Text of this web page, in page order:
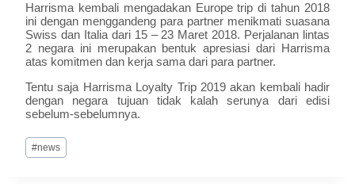
Harrisma kembali mengadakan Europe trip di tahun 2018
ini dengan menggandeng para partner menikmati suasana
Swiss dan Italia dari 15 – 23 Maret 2018. Perjalanan lintas
2 negara ini merupakan bentuk apresiasi dari Harrisma
atas komitmen dan kerja sama dari para partner.
Tentu saja Harrisma Loyalty Trip 2019 akan kembali hadir
dengan negara tujuan tidak kalah serunya dari edisi
sebelum-sebelumnya.
#news